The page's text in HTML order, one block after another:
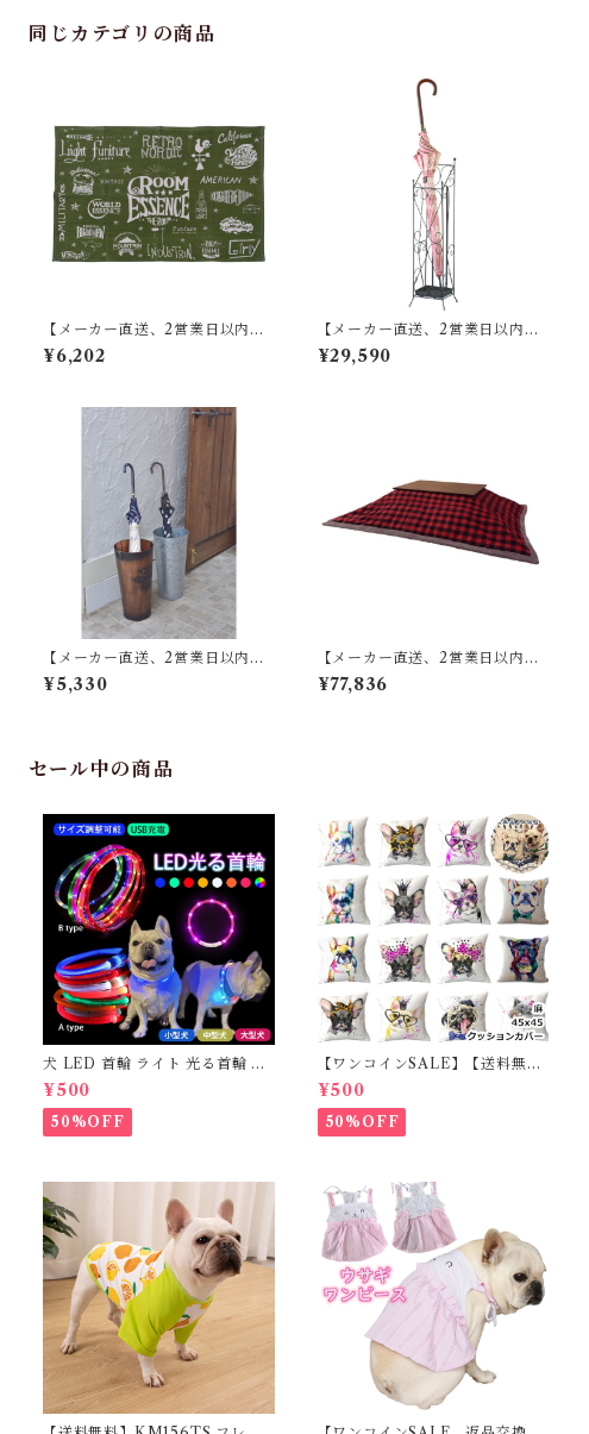
同じカテゴリの商品
【メーカー直送、2営業日以内に
発送】東谷 ラグ W90×D130 グ
リーン TTR-141
¥6,202
【メーカー直送、2営業日以内に
発送】【8個セット】 東谷 傘立
て W13.5×D15×H60 ブラウン/
¥29,590
【メーカー直送、2営業日以内に
発送】東谷 傘立て φ21×H41 ブロ
ンズ/グリーン/アイボリー/シルバ
¥5,330
【メーカー直送、2営業日以内に
発送】【4個セット】 東谷 薄掛け
コタツ布団 長方形 KK-154 W19
¥77,836
セール中の商品
犬 LED 首輪 ライト 光る首輪 US
B充電 生活防水 長さ調整可能 首
輪 犬用 ペット カラー ペット用品
軽量 ドッグ用品 フレンチブルド
ック 大型犬 中型犬 小型犬 35c
¥500
50%OFF
【ワンコインSALE】【送料無
料】KM503G クッションカバー
フレンチブルドッグ クリーム フ
レブル
¥500
50%OFF